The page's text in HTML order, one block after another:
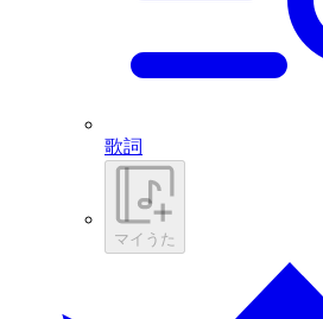
歌詞
マイうた